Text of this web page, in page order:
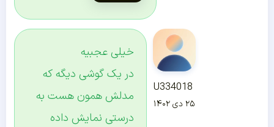
U334018
۲۵ دی ۱۴۰۲
خیلی عجبیه
در یک گوشی دیگه که
مدلش همون هست به
درستی نمایش داده